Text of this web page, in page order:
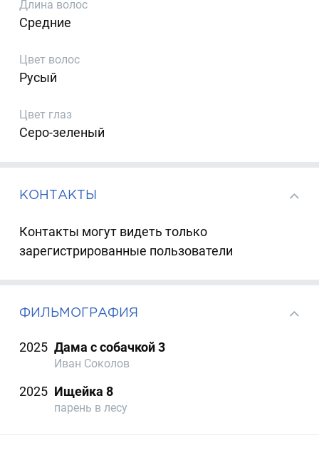
Длина волос
Средние
Цвет волос
Русый
Цвет глаз
Серо-зеленый
КОНТАКТЫ
Контакты могут видеть только
зарегистрированные пользователи
ФИЛЬМОГРАФИЯ
2025 Дама с собачкой 3
Иван Соколов
2025 Ищейка 8
парень в лесу